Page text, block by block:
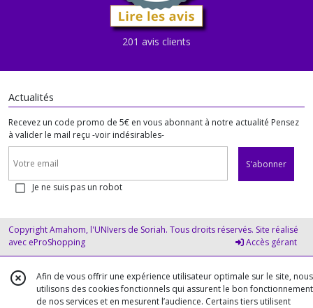
201 avis clients
Actualités
Recevez un code promo de 5€ en vous abonnant à notre actualité Pensez
à valider le mail reçu -voir indésirables-
S'abonner
Je ne suis pas un robot
Copyright Amahom, l'UNIvers de Soriah. Tous droits réservés. Site réalisé
avec eProShopping Accès gérant
Afin de vous offrir une expérience utilisateur optimale sur le site, nous
utilisons des cookies fonctionnels qui assurent le bon fonctionnement
de nos services et en mesurent l’audience. Certains tiers utilisent